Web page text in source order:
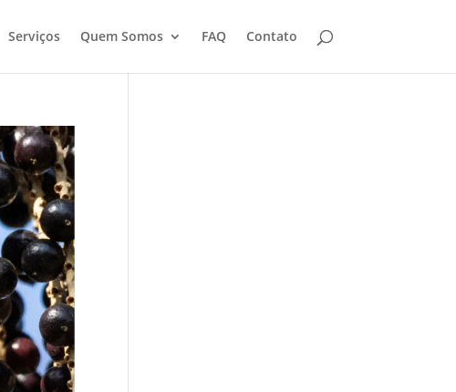
Serviços Quem Somos FAQ Contato